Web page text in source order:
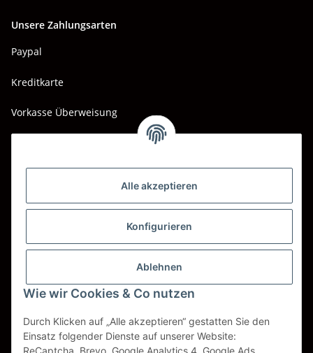
Alle akzeptieren
Konfigurieren
Ablehnen
Wie wir Cookies & Co nutzen
Durch Klicken auf „Alle akzeptieren“ gestatten Sie den
Einsatz folgender Dienste auf unserer Website:
ReCaptcha, Brevo, Google Analytics 4, Google Ads
Unsere Zahlungsarten
Paypal
Kreditkarte
Vorkasse Überweisung
Wir versenden mit
Spedition BTG
Spedition Schenker